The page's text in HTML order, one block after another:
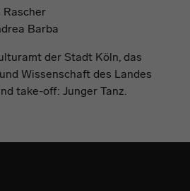
Barba
der Stadt Köln, das
Wissenschaft des Landes
take-off: Junger Tanz.